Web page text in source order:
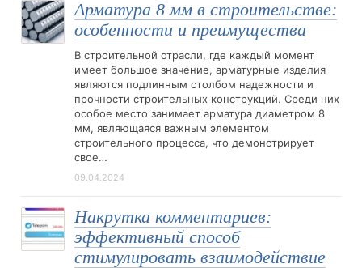
Арматура 8 мм в строительстве:
особенности и преимущества
В строительной отрасли, где каждый момент
имеет большое значение, арматурные изделия
являются подлинным столбом надежности и
прочности строительных конструкций. Среди них
особое место занимает арматура диаметром 8
мм, являющаяся важным элементом
строительного процесса, что демонстрирует
свое…
09.04.2024
Накрутка комментариев:
эффективный способ
стимулировать взаимодействие